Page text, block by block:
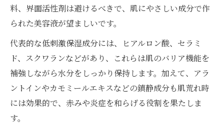
料、界面活性剤は避けるべきで、肌にやさしい成分で作
られた美容液が望ましいです。
代表的な低刺激保湿成分には、ヒアルロン酸、セラミ
ド、スクワランなどがあり、これらは肌のバリア機能を
補強しながら水分をしっかり保持します。加えて、アラ
ントインやカモミールエキスなどの鎮静成分も肌荒れ時
には効果的で、赤みや炎症を和らげる役割を果たしま
す。